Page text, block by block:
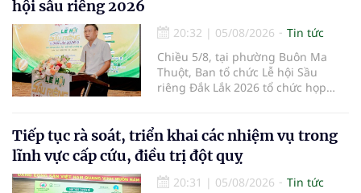
phần cùng chi trả.
hội sầu riêng 2026
20:32 | 05/08/2026
Tin tức
Chiều 5/8, tại phường Buôn Ma
Thuột, Ban tổ chức Lễ hội Sầu
riêng Đắk Lắk 2026 tổ chức họp
hội Sầu riêng Đắk Lắk năm 2026 có
chủ đề “Sầu riêng Đắk Lắk – Kết nối
vươn xa”, được tổ chức từ ngày
15/8/2026 đến ngày 02/9/2026 tại
Tiếp tục rà soát, triển khai các nhiệm vụ trong
lĩnh vực cấp cứu, điều trị đột quỵ
20:31 | 05/08/2026
Tin tức